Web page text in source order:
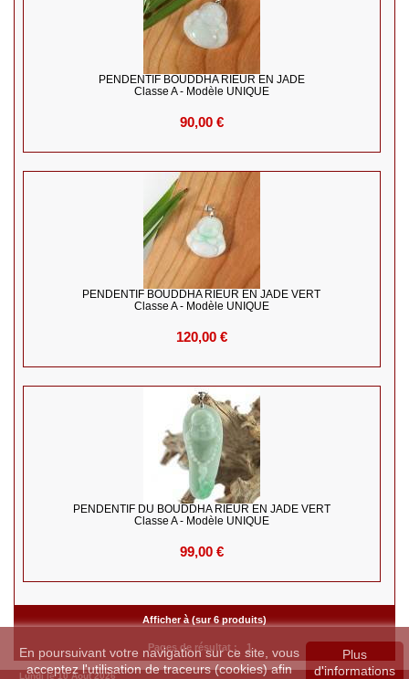
PENDENTIF BOUDDHA RIEUR EN JADE
Classe A - Modèle UNIQUE
90,00 €
PENDENTIF BOUDDHA RIEUR EN JADE VERT
Classe A - Modèle UNIQUE
120,00 €
PENDENTIF DU BOUDDHA RIEUR EN JADE VERT
Classe A - Modèle UNIQUE
99,00 €
Afficher à (sur 6 produits)
Pages de résultat : 1
Lundi le 10 Août 2026
En poursuivant votre navigation sur ce site, vous
acceptez l'utilisation de traceurs (cookies) afin
Plus
d'informations